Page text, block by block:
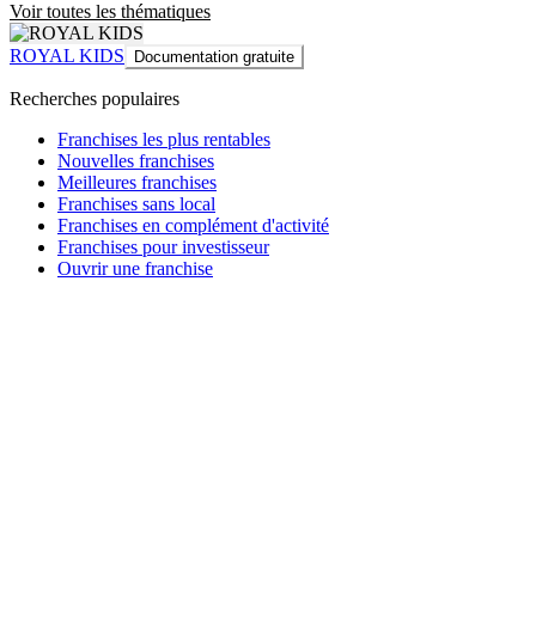
Voir toutes les thématiques
ROYAL KIDS Documentation gratuite
Recherches populaires
Franchises les plus rentables
Nouvelles franchises
Meilleures franchises
Franchises sans local
Franchises en complément d'activité
Franchises pour investisseur
Ouvrir une franchise